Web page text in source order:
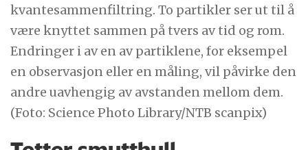
kvantesammenfiltring. To partikler ser ut til å
være knyttet sammen på tvers av tid og rom.
Endringer i av en av partiklene, for eksempel
en observasjon eller en måling, vil påvirke den
andre uavhengig av avstanden mellom dem.
(Foto: Science Photo Library/NTB scanpix)